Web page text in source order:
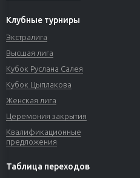
Клубные турниры
Экстралига
Высшая лига
Кубок Руслана Салея
Кубок Цыплакова
Женская лига
Церемония закрытия
Квалификационные
предложения
Таблица переходов